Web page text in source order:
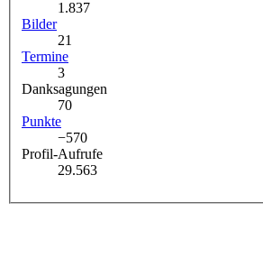
1.837
Bilder
21
Termine
3
Danksagungen
70
Punkte
−570
Profil-Aufrufe
29.563